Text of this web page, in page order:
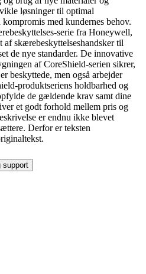
løsninger til optimal
med kundernes behov.
serie fra Honeywell,
af skærebeskyttelseshandsker til
de nye standarder. De innovative
af CoreShield-serien sikrer,
beskyttede, men også arbejder
produktseriens holdbarhed og
de gældende krav samt dine
et godt forhold mellem pris og
er endnu ikke blevet
Derfor er teksten
support